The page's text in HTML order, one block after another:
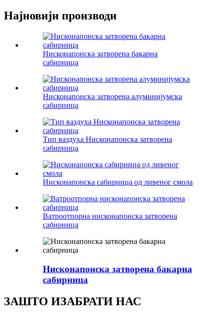
Најновији производи
Нисконапонска затворена бакарна
сабирница
Нисконапонска затворена алуминијумска
сабирница
Тип ваздуха Нисконапонска затворена
сабирница
Нисконапонска сабирница од ливеног смола
Ватроотпорна нисконапонска затворена
сабирница
Нисконапонска затворена бакарна
сабирница
ЗАШТО ИЗАБРАТИ НАС